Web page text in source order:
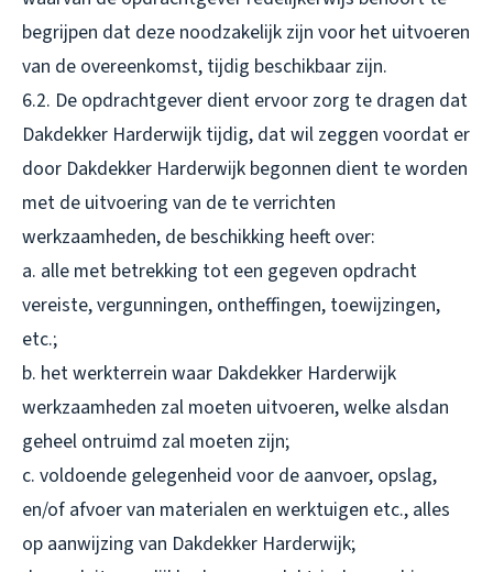
begrijpen dat deze noodzakelijk zijn voor het uitvoeren
van de overeenkomst, tijdig beschikbaar zijn.
6.2. De opdrachtgever dient ervoor zorg te dragen dat
Dakdekker Harderwijk tijdig, dat wil zeggen voordat er
door Dakdekker Harderwijk begonnen dient te worden
met de uitvoering van de te verrichten
werkzaamheden, de beschikking heeft over:
a. alle met betrekking tot een gegeven opdracht
vereiste, vergunningen, ontheffingen, toewijzingen,
etc.;
b. het werkterrein waar Dakdekker Harderwijk
werkzaamheden zal moeten uitvoeren, welke alsdan
geheel ontruimd zal moeten zijn;
c. voldoende gelegenheid voor de aanvoer, opslag,
en/of afvoer van materialen en werktuigen etc., alles
op aanwijzing van Dakdekker Harderwijk;